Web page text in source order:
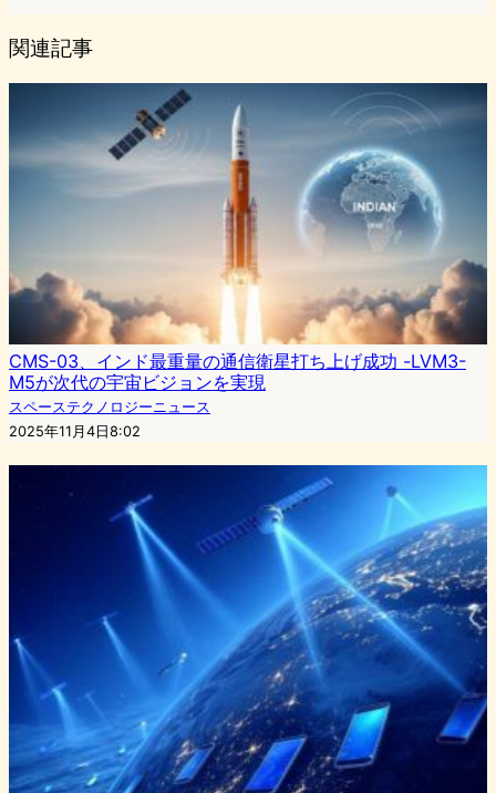
関連記事
CMS-03、インド最重量の通信衛星打ち上げ成功 -LVM3-
M5が次代の宇宙ビジョンを実現
スペーステクノロジーニュース
2025年11月4日8:02